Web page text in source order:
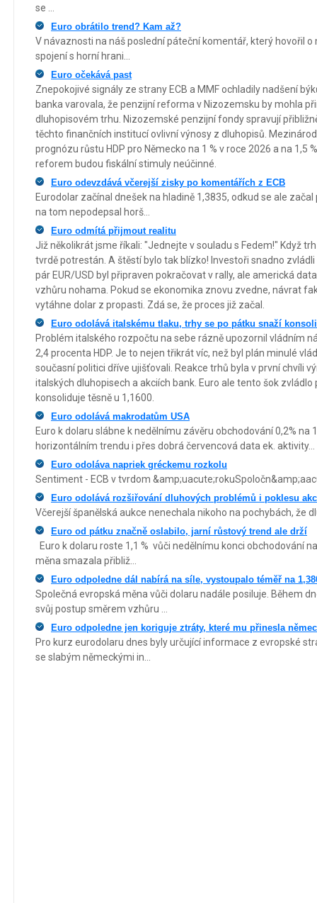
se ...
Euro obrátilo trend? Kam až?
V návaznosti na náš poslední páteční komentář, který hovořil o
spojení s horní hrani...
Euro očekává past
Znepokojivé signály ze strany ECB a MMF ochladily nadšení
banka varovala, že penzijní reforma v Nizozemsku by mohla
dluhopisovém trhu. Nizozemské penzijní fondy spravují
těchto finančních institucí ovlivní výnosy z dluhopisů.
prognózu růstu HDP pro Německo na 1 % v roce 2026 a na 1,5
reforem budou fiskální stimuly neúčinné.
Euro odevzdává včerejší zisky po komentářích z ECB
Eurodolar začínal dnešek na hladině 1,3835, odkud se ale
na tom nepodepsal horš...
Euro odmítá přijmout realitu
Již několikrát jsme říkali: "Jednejte v souladu s Fedem!" Když
tvrdě potrestán. A štěstí bylo tak blízko! Investoři snadno zvládli
pár EUR/USD byl připraven pokračovat v rally, ale americká
vzhůru nohama. Pokud se ekonomika znovu zvedne, návrat
vytáhne dolar z propasti. Zdá se, že proces již začal.
Euro odolává italskému tlaku, trhy se po pátku snaží
Problém italského rozpočtu na sebe rázně upozornil vládním
2,4 procenta HDP. Je to nejen třikrát víc, než byl plán minulé
současní politici dříve ujišťovali. Reakce trhů byla v první chvíli
italských dluhopisech a akciích bank. Euro ale tento šok zvládlo
konsoliduje těsně u 1,1600.
Euro odolává makrodatům USA
Euro k dolaru slábne k nedělnímu závěru obchodování 0,2% na
horizontálním trendu i přes dobrá červencová data ek. aktivity...
Euro odoláva napriek gréckemu rozkolu
Sentiment - ECB v tvrdom
Euro odolává rozšiřování dluhových problémů i poklesu
Včerejší španělská aukce nenechala nikoho na pochybách, že
Euro od pátku značně oslabilo, jarní růstový trend ale drží
Euro k dolaru roste 1,1 % vůči nedělnímu konci obchodování
měna smazala přibliž...
Euro odpoledne dál nabírá na síle, vystoupalo téměř na
Společná evropská měna vůči dolaru nadále posiluje. Během
svůj postup směrem vzhůru ...
Euro odpoledne jen koriguje ztráty, které mu přinesla
Pro kurz eurodolaru dnes byly určující informace z evropské
se slabým německými in...